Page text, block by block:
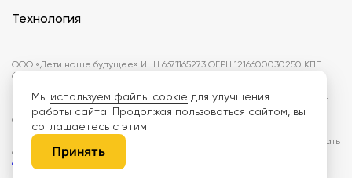
Технология
ООО «Дети наше будущее» ИНН 6671165273 ОГРН 1216600030250 КПП
667101001 БИК 046577674
Информация на сайте не является публичной офертой. Изображения
могут отличаться от поставляемых товаров. Поставщик оставляет за
собой право изменить цены и характеристики товаров без
предварительного уведомления заказчика, если это не влияет на
качество поставляемой продукции. Мы используем cookie, чтобы делать
сайт лучше. Пользуясь сайтом, вы соглашаетесь с
обработки персональных данных и политикой конфиденциальности.
Мы используем файлы cookie для улучшения
работы сайта. Продолжая пользоваться сайтом, вы
соглашаетесь с этим.
Принять